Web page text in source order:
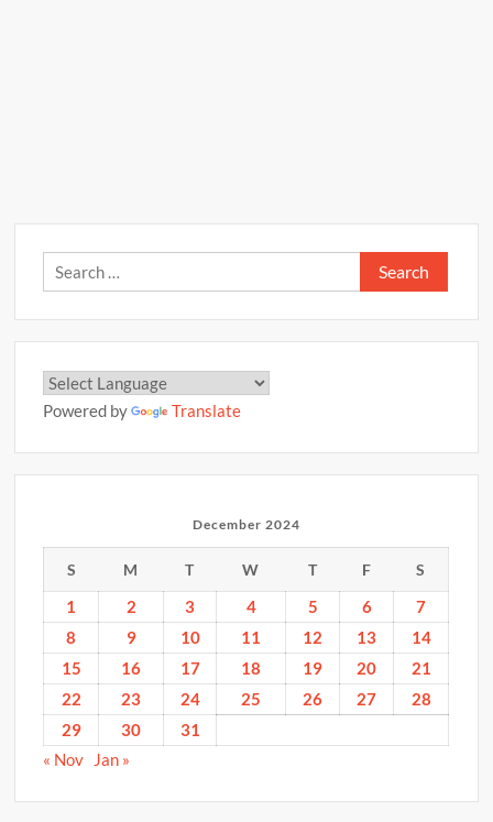
Search
for:
Powered by Translate
December 2024
S M T W T F S
1 2 3 4 5 6
7
8
9 10 11 12 13
14
15
16 17 18 19 20
21
22
23 24 25 26 27
28
29
30
31
« Nov
Jan »